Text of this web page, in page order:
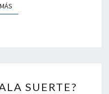
LEER MÁS
SUERTE?